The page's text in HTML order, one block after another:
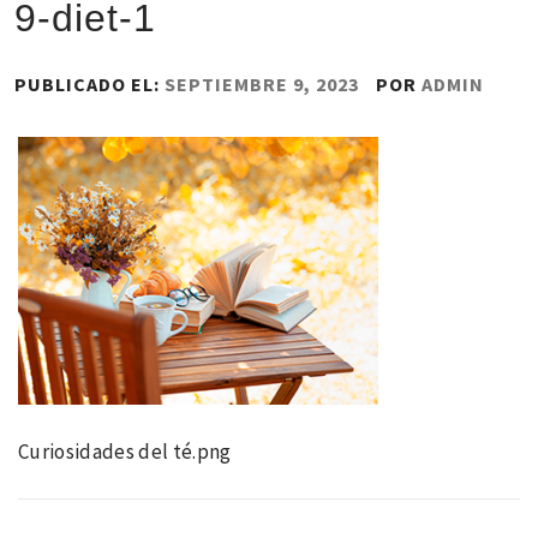
9-diet-1
PUBLICADO EL: SEPTIEMBRE 9, 2023 POR ADMIN
Curiosidades del té.png